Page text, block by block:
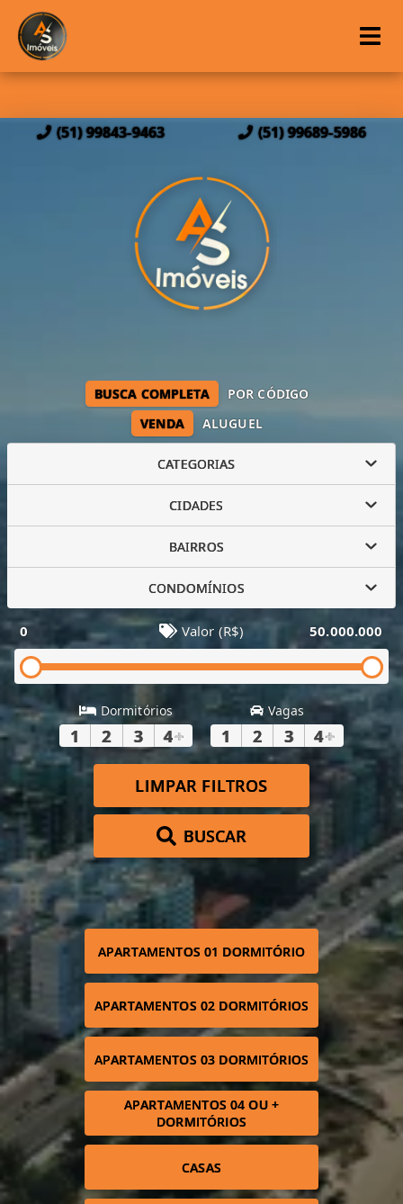
(51) 99843-9463 (51) 99689-5986
VENDA ALUGUEL
BUSCA COMPLETA POR CÓDIGO
CATEGORIAS
CIDADES
BAIRROS
CONDOMÍNIOS
0 Valor (R$) 50.000.000
Dormitórios
1 2 3 4+
Vagas
1 2 3 4+
LIMPAR FILTROS
BUSCAR
APARTAMENTOS 01 DORMITÓRIO
APARTAMENTOS 02 DORMITÓRIOS
APARTAMENTOS 03 DORMITÓRIOS
APARTAMENTOS 04 OU +
DORMITÓRIOS
CASAS